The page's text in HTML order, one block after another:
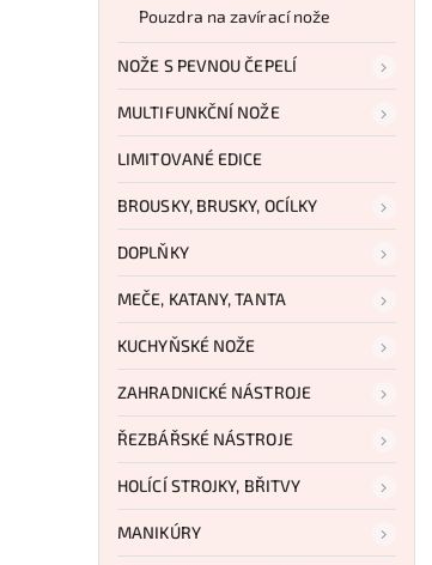
Pouzdra na zavírací nože
NOŽE S PEVNOU ČEPELÍ
MULTIFUNKČNÍ NOŽE
LIMITOVANÉ EDICE
BROUSKY, BRUSKY, OCÍLKY
DOPLŇKY
MEČE, KATANY, TANTA
KUCHYŇSKÉ NOŽE
ZAHRADNICKÉ NÁSTROJE
ŘEZBÁŘSKÉ NÁSTROJE
HOLÍCÍ STROJKY, BŘITVY
MANIKÚRY